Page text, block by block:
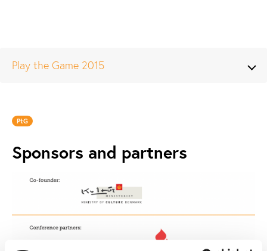
PtG
Sponsors and partners
Play the Game 2015